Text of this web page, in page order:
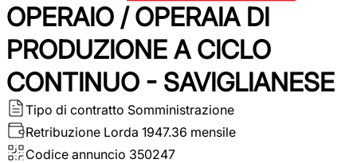
OPERAIO / OPERAIA DI
PRODUZIONE A CICLO
CONTINUO - SAVIGLIANESE
Tipo di contratto Somministrazione
Retribuzione Lorda 1947.36 mensile
Codice annuncio 350247